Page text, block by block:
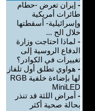
- إيران تعرض -حطام
طائرات أمريكية
وإسرائيلية- أسقطتها
خلال الح ...
- لماذا احتاجت وزارة
الدفاع الروسية إلى
تغييرات في الكوادر؟
- هواوي تطلق أول تلفاز
لها بإضاءة خلفية RGB
MiniLED
- أمراض اللثة قد تنذر
بحالة صحية أكثر